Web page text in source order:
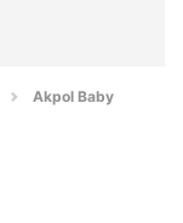
Akpol Baby